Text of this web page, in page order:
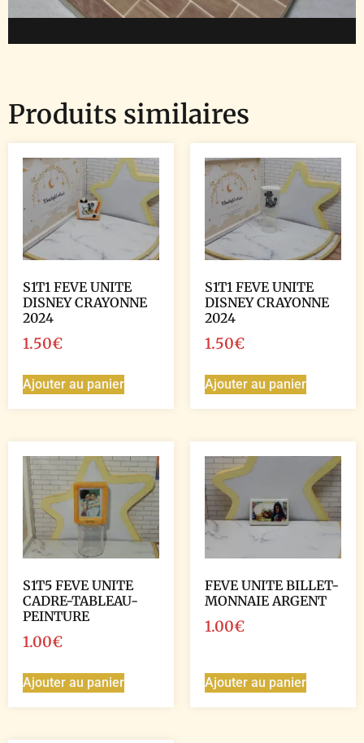
Produits similaires
S1T1 FEVE UNITE
DISNEY CRAYONNE
2024
1.50€
Ajouter au panier
S1T1 FEVE UNITE
DISNEY CRAYONNE
2024
1.50€
Ajouter au panier
S1T5 FEVE UNITE
CADRE-TABLEAU-
PEINTURE
1.00€
Ajouter au panier
FEVE UNITE BILLET-
MONNAIE ARGENT
1.00€
Ajouter au panier